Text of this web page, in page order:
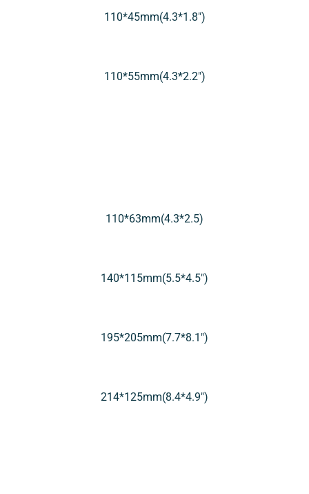
110*45mm(4.3*1.8″)
110*55mm(4.3*2.2″)
110*63mm(4.3*2.5)
140*115mm(5.5*4.5″)
195*205mm(7.7*8.1″)
214*125mm(8.4*4.9″)